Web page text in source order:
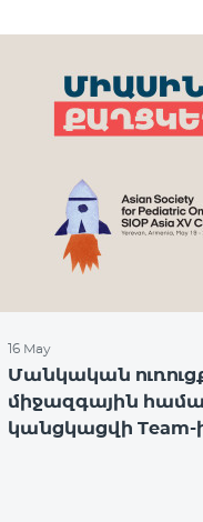
16 May
Մանկական
միջազգային
կանցկացվի